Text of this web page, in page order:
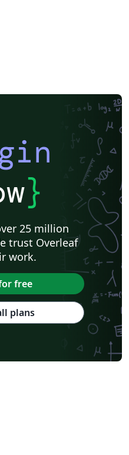
}
25 million
trust Overleaf
work.
free
plans